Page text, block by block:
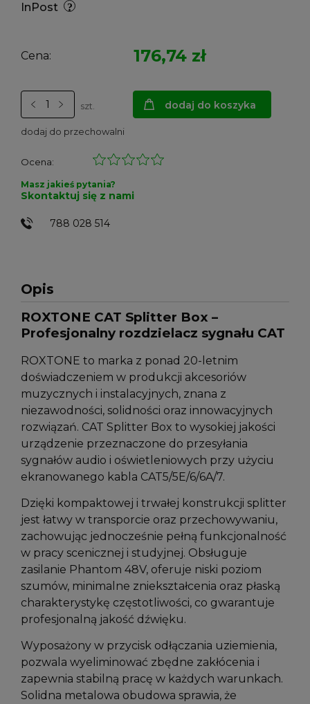
InPost
Cena: 176,74 zł
szt. dodaj do koszyka
dodaj do przechowalni
Ocena:
Masz jakieś pytania?
Skontaktuj się z nami
788 028 514
Opis
ROXTONE CAT Splitter Box –
Profesjonalny rozdzielacz sygnału CAT
ROXTONE to marka z ponad 20-letnim
doświadczeniem w produkcji akcesoriów
muzycznych i instalacyjnych, znana z
niezawodności, solidności oraz innowacyjnych
rozwiązań. CAT Splitter Box to wysokiej jakości
urządzenie przeznaczone do przesyłania
sygnałów audio i oświetleniowych przy użyciu
ekranowanego kabla CAT5/5E/6/6A/7.
Dzięki kompaktowej i trwałej konstrukcji splitter
jest łatwy w transporcie oraz przechowywaniu,
zachowując jednocześnie pełną funkcjonalność
w pracy scenicznej i studyjnej. Obsługuje
zasilanie Phantom 48V, oferuje niski poziom
szumów, minimalne zniekształcenia oraz płaską
charakterystykę częstotliwości, co gwarantuje
profesjonalną jakość dźwięku.
Wyposażony w przycisk odłączania uziemienia,
pozwala wyeliminować zbędne zakłócenia i
zapewnia stabilną pracę w każdych warunkach.
Solidna metalowa obudowa sprawia, że